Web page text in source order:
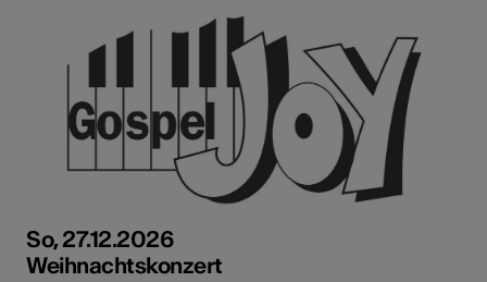
So, 27.12.2026
Weihnachtskonzert